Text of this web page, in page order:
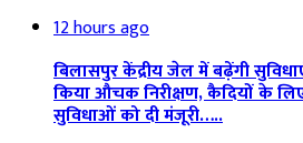
12 hours ago
बिलासपुर केंद्रीय जेल में बढ़ेंगी
किया औचक निरीक्षण, कैदियों के लिए
सुविधाओं को दी मंजूरी…..